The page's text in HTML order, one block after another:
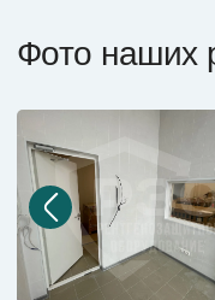
Фото наших